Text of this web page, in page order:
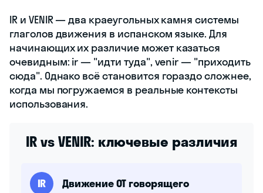
IR и VENIR — два краеугольных камня системы
глаголов движения в испанском языке. Для
начинающих их различие может казаться
очевидным: ir — "идти туда", venir — "приходить
сюда". Однако всё становится гораздо сложнее,
когда мы погружаемся в реальные контексты
использования.
IR vs VENIR: ключевые различия
IR
Движение ОТ говорящего